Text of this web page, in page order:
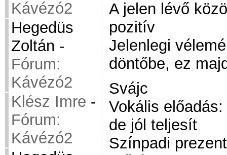
Kávézó2
Hegedüs
Zoltán -
Fórum:
Kávézó2
Klész Imre -
Fórum:
Kávézó2
A jelen lévő
pozitív
Jelenlegi
döntőbe, ez
Svájc
Vokális
de jól teljesít
Színpadi